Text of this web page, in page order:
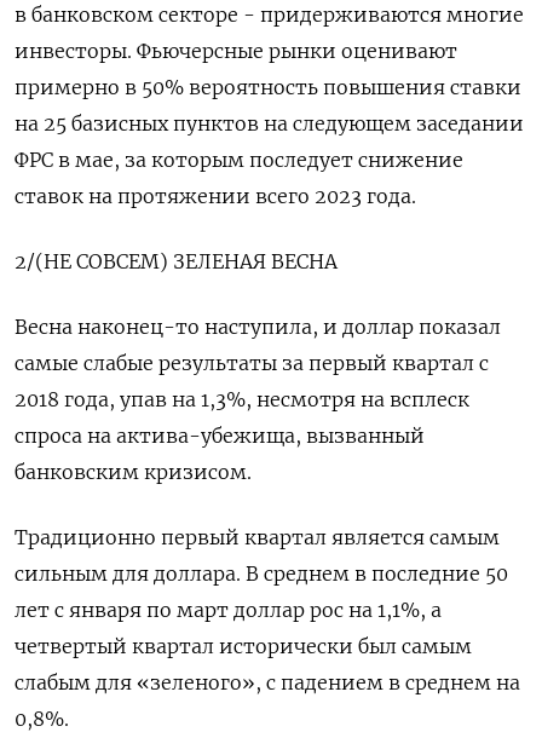
в банковском секторе - придерживаются многие
инвесторы. Фьючерсные рынки оценивают
примерно в 50% вероятность повышения ставки
на 25 базисных пунктов на следующем заседании
ФРС в мае, за которым последует снижение
ставок на протяжении всего 2023 года.
2/(НЕ СОВСЕМ) ЗЕЛЕНАЯ ВЕСНА
Весна наконец-то наступила, и доллар показал
самые слабые результаты за первый квартал с
2018 года, упав на 1,3%, несмотря на всплеск
спроса на актива-убежища, вызванный
банковским кризисом.
Традиционно первый квартал является самым
сильным для доллара. В среднем в последние 50
лет с января по март доллар рос на 1,1%, а
четвертый квартал исторически был самым
слабым для «зеленого», с падением в среднем на
0,8%.